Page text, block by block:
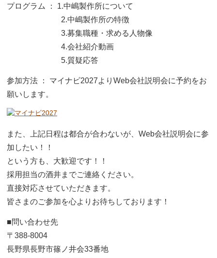
プログラム ： 1.中嶋製作所について
2.中嶋製作所の特徴
3.募集職種・求める人物像
4.会社紹介動画
5.質疑応答
参加方法 ： マイナビ2027よりWeb会社説明会に予約をお
願いします。
また、上記日程は都合が合わないが、Web会社説明会に参
加したい！！
という方も、大歓迎です！！
採用担当の酒井までご連絡ください。
直接対応させていただきます。
皆さまのご参加を心よりお待ちしております！
■問い合わせ先
〒388-8004
長野県長野市篠ノ井会33番地